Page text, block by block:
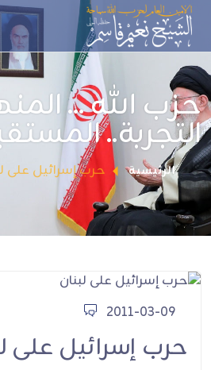
حزب الله ...
التجربة..
الرئيسية حرب إسرائيل على
2011-03-09
حرب إسرائيل على